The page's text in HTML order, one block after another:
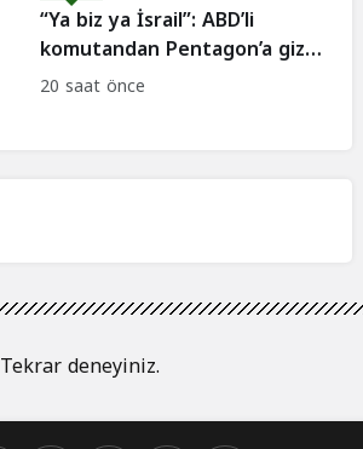
“Ya biz ya İsrail”: ABD’li
komutandan Pentagon’a gizli
uyarı
20 saat önce
Tekrar deneyiniz.